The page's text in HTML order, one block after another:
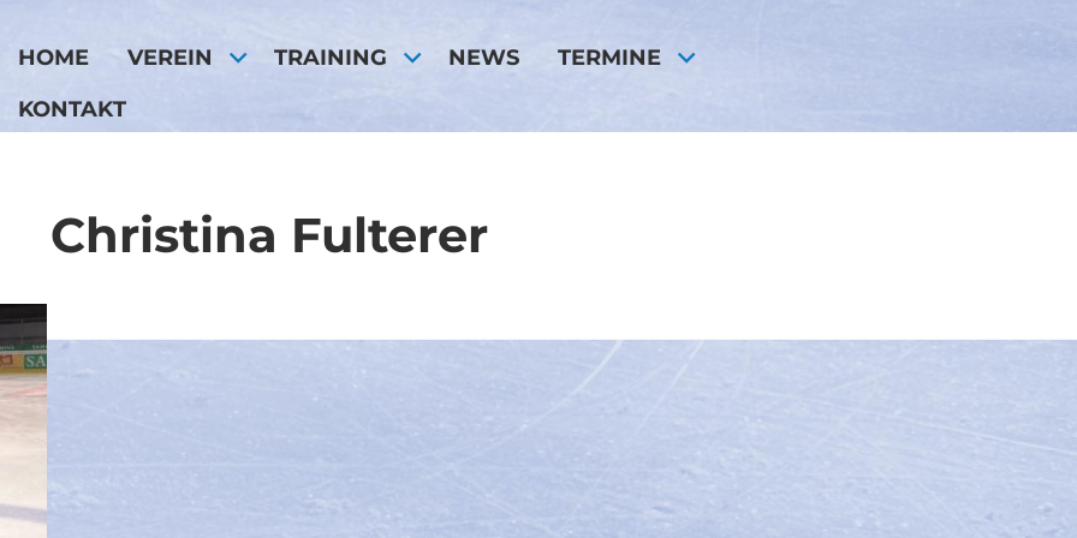
HOME VEREIN TRAINING NEWS TERMINE
KONTAKT
Christina Fulterer